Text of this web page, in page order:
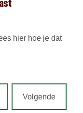
hier hoe je dat
Volgende